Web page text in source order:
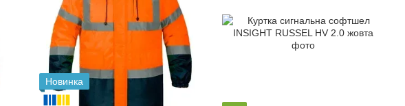
Новинка